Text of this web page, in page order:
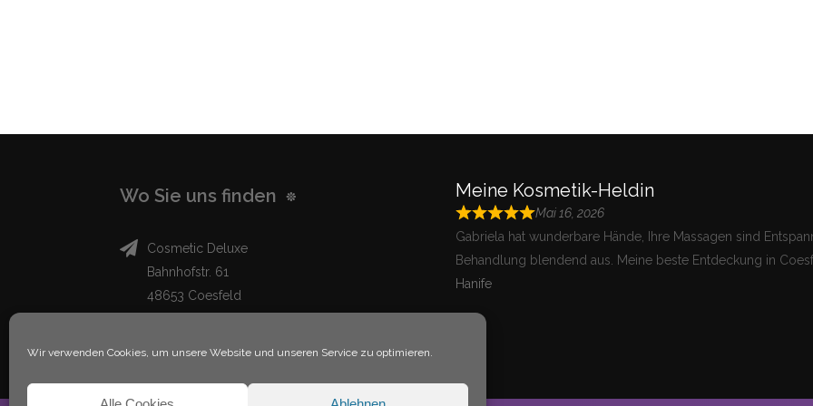
Wir verwenden Cookies, um unsere Website und unseren Service zu optimieren.
Wo Sie uns finden
Cosmetic Deluxe
Bahnhofstr. 61
48653 Coesfeld
Meine Kosmetik-Heldin
Mai 16, 2026
Gabriela hat wunderbare Hände, Ihre Massagen sind
Behandlung blendend aus. Meine beste Entdeckung in
Hanife